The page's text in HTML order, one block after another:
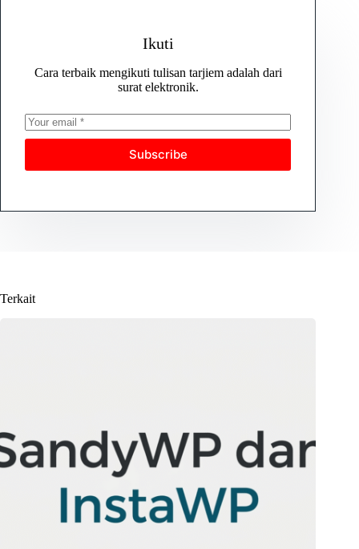
Ikuti
Cara terbaik mengikuti tulisan tarjiem adalah dari
surat elektronik.
Subscribe
Terkait